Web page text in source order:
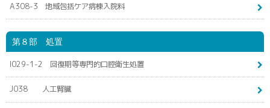
A308-3 地域包括ケア病棟入院料
第８部 処置
I029-1-2 回復期等専門的口腔衛生処置
J038 人工腎臓